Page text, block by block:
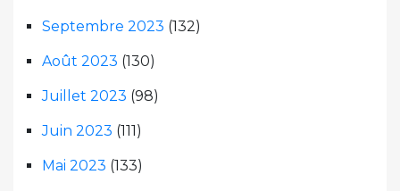
Septembre 2023 (132)
Août 2023 (130)
Juillet 2023 (98)
Juin 2023 (111)
Mai 2023 (133)